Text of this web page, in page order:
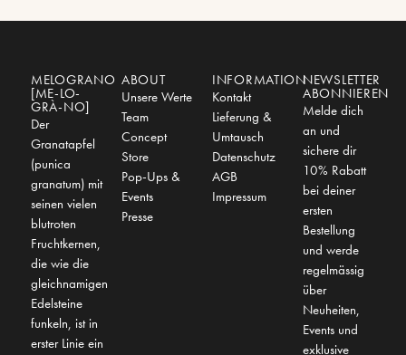
MELOGRANO
[ME-LO-
GRÀ-NO]
Der
Granatapfel
(punica
granatum) mit
seinen vielen
blutroten
Fruchtkernen,
die wie die
gleichnamigen
Edelsteine
funkeln, ist in
erster Linie ein
ABOUT
Unsere Werte
Team
Concept
Store
Pop-Ups &
Events
Presse
INFORMATION
Kontakt
Lieferung &
Umtausch
Datenschutz
AGB
Impressum
NEWSLETTER
ABONNIEREN
Melde dich
an und
sichere dir
10% Rabatt
bei deiner
ersten
Bestellung
und werde
regelmässig
über
Neuheiten,
Events und
exklusive